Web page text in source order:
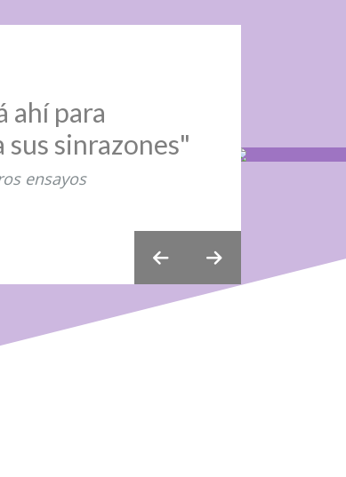
ahí para
sus sinrazones"
ensayos